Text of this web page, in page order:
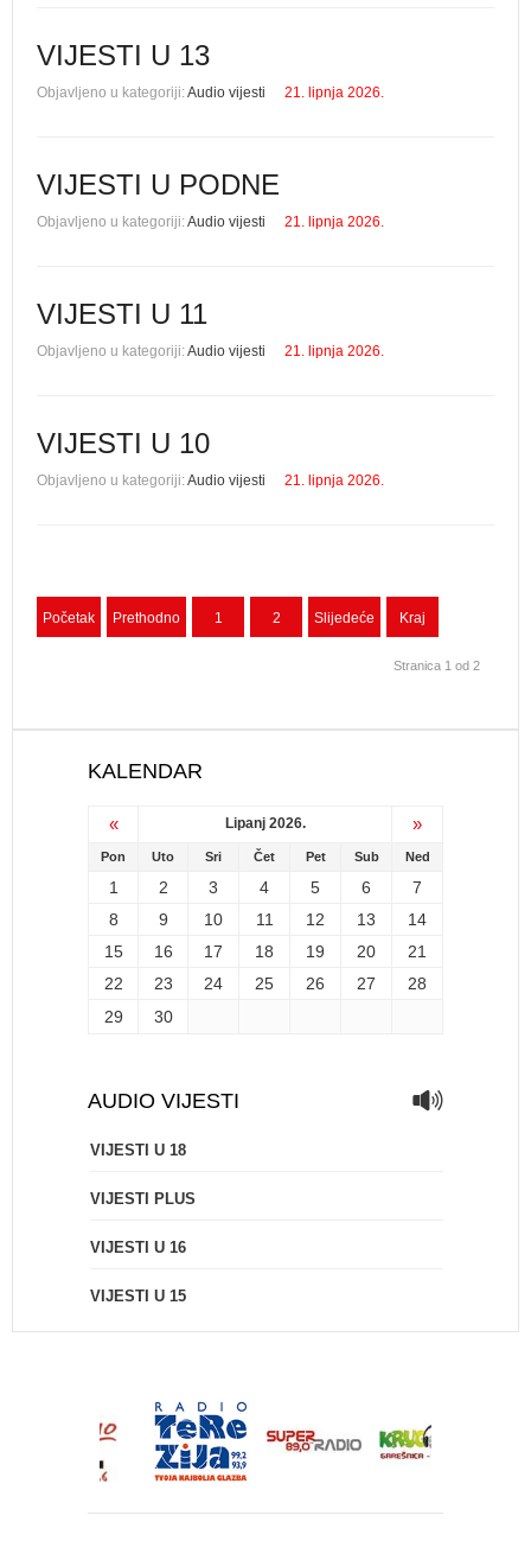
VIJESTI U 13
Objavljeno u kategoriji:Audio vijesti 21. lipnja 2026.
VIJESTI U PODNE
Objavljeno u kategoriji:Audio vijesti 21. lipnja 2026.
VIJESTI U 11
Objavljeno u kategoriji:Audio vijesti 21. lipnja 2026.
VIJESTI U 10
Objavljeno u kategoriji:Audio vijesti 21. lipnja 2026.
Početak Prethodno 1 2 Slijedeće Kraj
Stranica 1 od 2
KALENDAR
« Lipanj 2026. »
Pon Uto Sri Čet Pet Sub Ned
1 2 3 4 5 6
7
8
9 10 11 12 13
14
15
16 17 18 19 20
21
22
23 24 25 26 27
28
29
30
AUDIO VIJESTI
VIJESTI U 18
VIJESTI PLUS
VIJESTI U 16
VIJESTI U 15